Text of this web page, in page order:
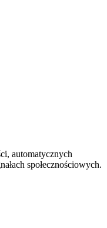
automatycznych
społecznościowych.